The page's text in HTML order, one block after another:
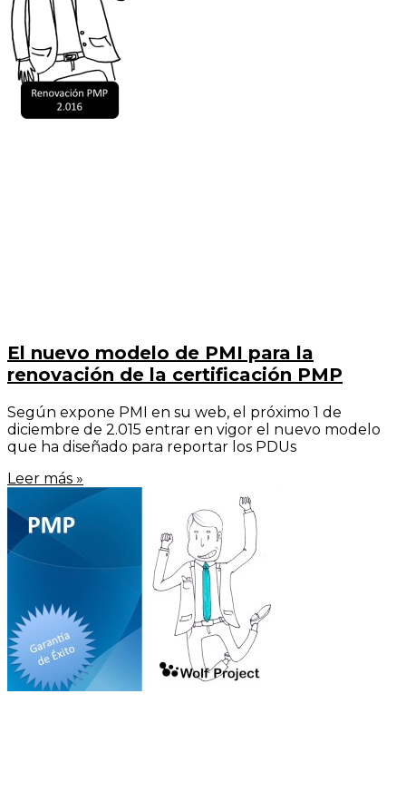
El nuevo modelo de PMI para la
renovación de la certificación PMP
Según expone PMI en su web, el próximo 1 de
diciembre de 2.015 entrar en vigor el nuevo modelo
que ha diseñado para reportar los PDUs
Leer más »